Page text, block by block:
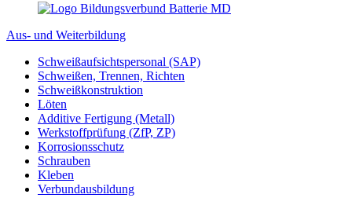
Aus- und Weiterbildung
Schweißaufsichtspersonal (SAP)
Schweißen, Trennen, Richten
Schweißkonstruktion
Löten
Additive Fertigung (Metall)
Werkstoffprüfung (ZfP, ZP)
Korrosionsschutz
Schrauben
Kleben
Verbundausbildung